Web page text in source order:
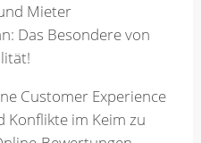
Mieter
Das Besondere von
Customer Experience
Konflikte im Keim zu